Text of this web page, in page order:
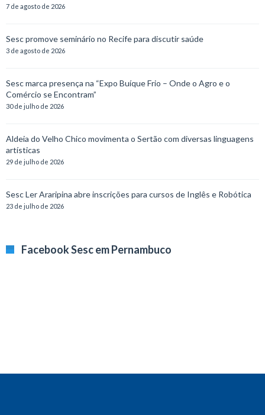
7 de agosto de 2026
Sesc promove seminário no Recife para discutir saúde
3 de agosto de 2026
Sesc marca presença na “Expo Buíque Frio – Onde o Agro e o
Comércio se Encontram”
30 de julho de 2026
Aldeia do Velho Chico movimenta o Sertão com diversas linguagens
artísticas
29 de julho de 2026
Sesc Ler Araripina abre inscrições para cursos de Inglês e Robótica
23 de julho de 2026
Facebook Sesc em Pernambuco